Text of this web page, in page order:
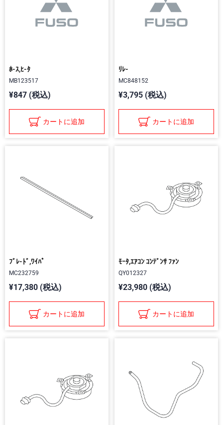
ﾎ-ｽ,ﾋ-ﾀ
MB123517
¥847 (税込)
カートに追加
ﾘﾚ-
MC848152
¥3,795 (税込)
カートに追加
ﾌﾞﾚ-ﾄﾞ,ﾜｲﾊﾟ
MC232759
¥17,380 (税込)
カートに追加
ﾓｰﾀ,ｴｱｺﾝ ｺﾝﾃﾞﾝｻ ﾌｧﾝ
QY012327
¥23,980 (税込)
カートに追加